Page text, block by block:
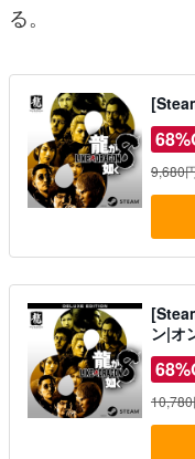
る。
9,680
ン|オ